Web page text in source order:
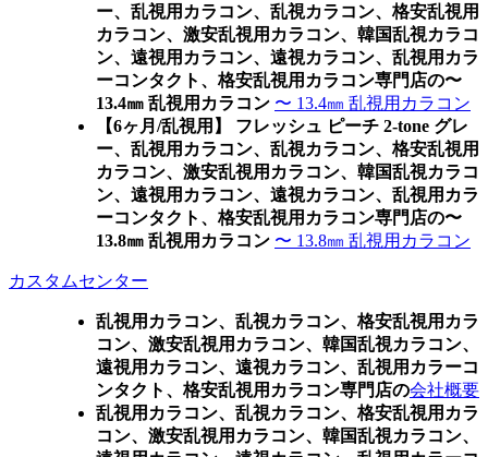
ー、乱視用カラコン、乱視カラコン、格安乱視用
カラコン、激安乱視用カラコン、韓国乱視カラコ
ン、遠視用カラコン、遠視カラコン、乱視用カラ
ーコンタクト、格安乱視用カラコン専門店の〜
13.4㎜ 乱視用カラコン 〜 13.4㎜ 乱視用カラコン
【6ヶ月/乱視用】 フレッシュ ピーチ 2-tone グレ
ー、乱視用カラコン、乱視カラコン、格安乱視用
カラコン、激安乱視用カラコン、韓国乱視カラコ
ン、遠視用カラコン、遠視カラコン、乱視用カラ
ーコンタクト、格安乱視用カラコン専門店の〜
13.8㎜ 乱視用カラコン 〜 13.8㎜ 乱視用カラコン
カスタムセンター
乱視用カラコン、乱視カラコン、格安乱視用カラ
コン、激安乱視用カラコン、韓国乱視カラコン、
遠視用カラコン、遠視カラコン、乱視用カラーコ
ンタクト、格安乱視用カラコン専門店の会社概要
乱視用カラコン、乱視カラコン、格安乱視用カラ
コン、激安乱視用カラコン、韓国乱視カラコン、